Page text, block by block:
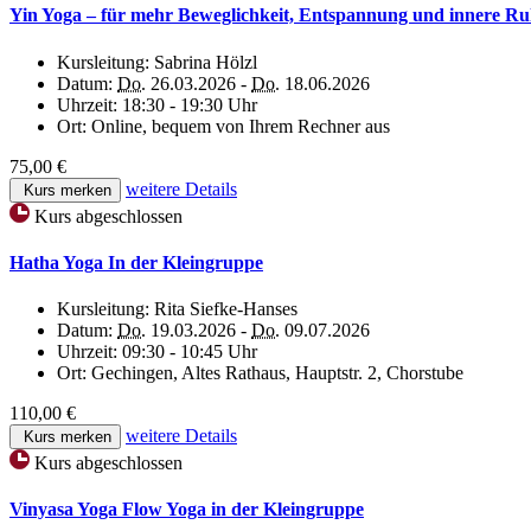
Yin Yoga – für mehr Beweglichkeit, Entspannung und innere
Kursleitung: Sabrina Hölzl
Datum: Do. 26.03.2026 - Do. 18.06.2026
Uhrzeit: 18:30 - 19:30 Uhr
Ort: Online, bequem von Ihrem Rechner aus
75,00 €
Kurs merken
weitere Details
Kurs abgeschlossen
Hatha Yoga In der Kleingruppe
Kursleitung: Rita Siefke-Hanses
Datum: Do. 19.03.2026 - Do. 09.07.2026
Uhrzeit: 09:30 - 10:45 Uhr
Ort: Gechingen, Altes Rathaus, Hauptstr. 2, Chorstube
110,00 €
Kurs merken
weitere Details
Kurs abgeschlossen
Vinyasa Yoga Flow Yoga in der Kleingruppe